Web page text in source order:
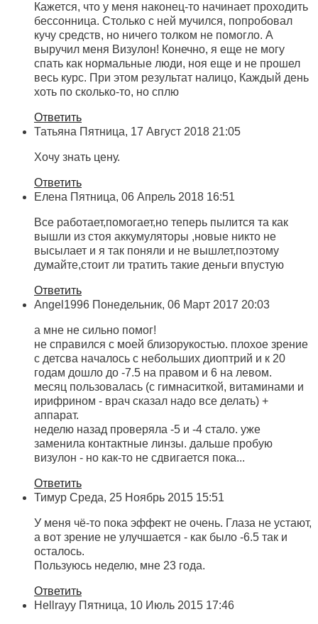
Кажется, что у меня наконец-то начинает проходить
бессонница. Столько с ней мучился, попробовал
кучу средств, но ничего толком не помогло. А
выручил меня Визулон! Конечно, я еще не могу
спать как нормальные люди, ноя еще и не прошел
весь курс. При этом результат налицо, Каждый день
хоть по сколько-то, но сплю
Ответить
Татьяна Пятница, 17 Август 2018 21:05
Хочу знать цену.
Ответить
Елена Пятница, 06 Апрель 2018 16:51
Все работает,помогает,но теперь пылится та как
вышли из стоя аккумуляторы ,новые никто не
высылает и я так поняли и не вышлет,поэтому
думайте,стоит ли тратить такие деньги впустую
Ответить
Angel1996 Понедельник, 06 Март 2017 20:03
а мне не сильно помог!
не справился с моей близорукостью. плохое зрение
с детсва началось с небольших диоптрий и к 20
годам дошло до -7.5 на правом и 6 на левом.
месяц пользовалась (с гимнаситкой, витаминами и
ирифрином - врач сказал надо все делать) +
аппарат.
неделю назад проверяла -5 и -4 стало. уже
заменила контактные линзы. дальше пробую
визулон - но как-то не сдвигается пока...
Ответить
Тимур Среда, 25 Ноябрь 2015 15:51
У меня чё-то пока эффект не очень. Глаза не устают,
а вот зрение не улучшается - как было -6.5 так и
осталось.
Пользуюсь неделю, мне 23 года.
Ответить
Hellrayy Пятница, 10 Июль 2015 17:46